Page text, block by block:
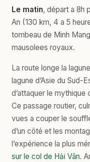
Le matin, départ a 8h
An (130 km, 4 a 5
tombeau de Minh
mausolees royaux.
La route longe la
lagune d’Asie du Sud-
d’attaquer le
Ce passage routier,
vues a couper le
d’un côté et les
l’expérience la plus
sur le col de Hải Vân.